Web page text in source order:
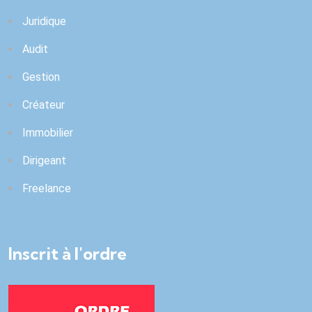
Juridique
Audit
Gestion
Créateur
Immobilier
Dirigeant
Freelance
Inscrit à l'ordre